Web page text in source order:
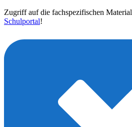
Zugriff auf die fachspezifischen
Schulportal!